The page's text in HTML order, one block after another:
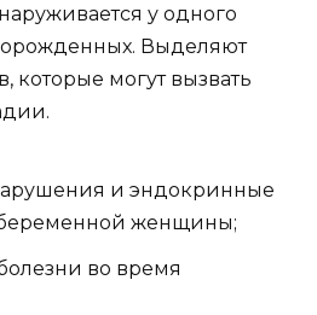
у одного
Выделяют
которые могут вызвать
и эндокринные
беременной женщины;
во время